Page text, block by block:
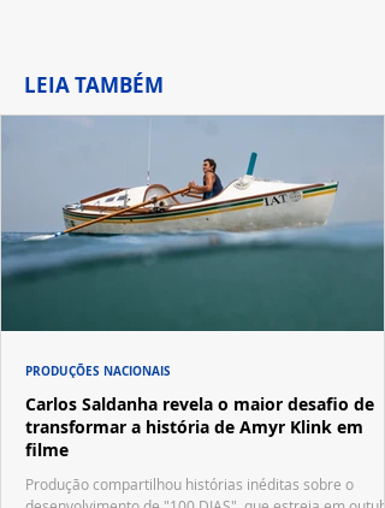
LEIA TAMBÉM
Carlos Saldanha revela o maior desafio de
transformar a história de Amyr Klink em
filme
Produção compartilhou histórias inéditas sobre o
PRODUÇÕES NACIONAIS